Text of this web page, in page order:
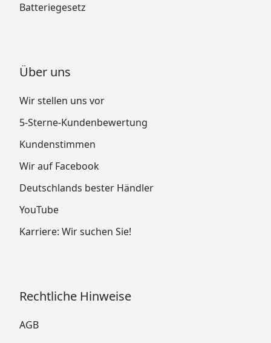
Batteriegesetz
Über uns
Wir stellen uns vor
5-Sterne-Kundenbewertung
Kundenstimmen
Wir auf Facebook
Deutschlands bester Händler
YouTube
Karriere: Wir suchen Sie!
Rechtliche Hinweise
AGB